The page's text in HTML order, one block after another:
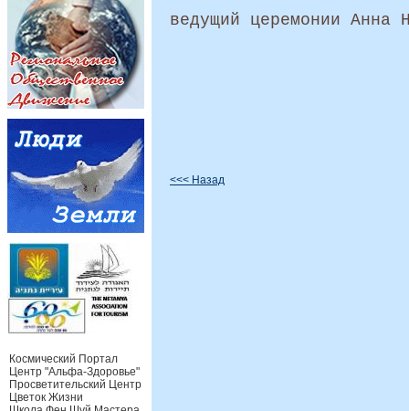
Космический Портал
Центр "Альфа-Здоровье"
Просветительский Центр
Цветок Жизни
ведущий церемонии Анна
<<< Назад